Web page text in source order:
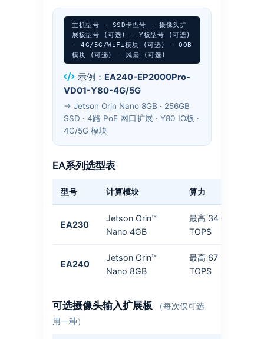
主机型号 - SSD卡型号 - 摄像头扩
展板型号 (可选) - Y板型号 (可选)
- 4G/5G/WiFi模块 (可选) - OOB
模块 (可选) - 风扇 (可选)
示例： EA240-EP2000Pro-
VD01-Y80-4G/5G
→ Jetson Orin Nano 8GB · 256GB
SSD · 4路 PoE 网口扩展 · Y80 IO板 ·
4G/5G 模块
EA系列选型表
型号 计算模块 算力
EA230
Jetson Orin™
Nano 4GB
最高 34
TOPS
EA240
Jetson Orin™
Nano 8GB
最高 67
TOPS
可选摄像头输入扩展板
（每次仅可选
用一种）